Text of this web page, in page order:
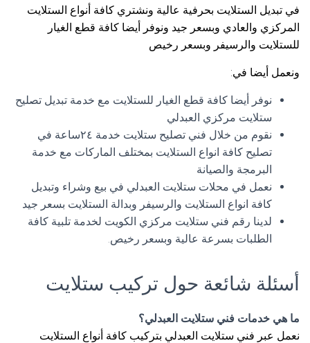
في تبديل الستلايت بحرفية عالية ونشتري كافة أنواع الستلايت
المركزي والعادي وبسعر جيد ونوفر أيضا كافة قطع الغيار
للستلايت والرسيفر وبسعر رخيص
ونعمل أيضا في:
نوفر أيضا كافة قطع الغيار للستلايت مع خدمة تبديل تصليح
ستلايت مركزي العبدلي
نقوم من خلال فني تصليح ستلايت خدمة ٢٤ساعة في
تصليح كافة انواع الستلايت بمختلف الماركات مع خدمة
البرمجة والصيانة
نعمل في محلات ستلايت العبدلي في بيع وشراء وتبديل
كافة انواع الستلايت والرسيفر وبدالة الستلايت بسعر جيد
لدينا رقم فني ستلايت مركزي الكويت لخدمة تلبية كافة
الطلبات بسرعة عالية وبسعر رخيص.
أسئلة شائعة حول تركيب ستلايت
ما هي خدمات فني ستلايت العبدلي؟
نعمل عبر فني ستلايت العبدلي بتركيب كافة أنواع الستلايت